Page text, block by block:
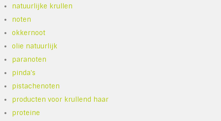
natuurlijke krullen
noten
okkernoot
olie natuurlijk
paranoten
pinda's
pistachenoten
producten voor krullend haar
proteine